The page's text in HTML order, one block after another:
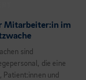
Mitarbeiter:in im
sind
die eine
und